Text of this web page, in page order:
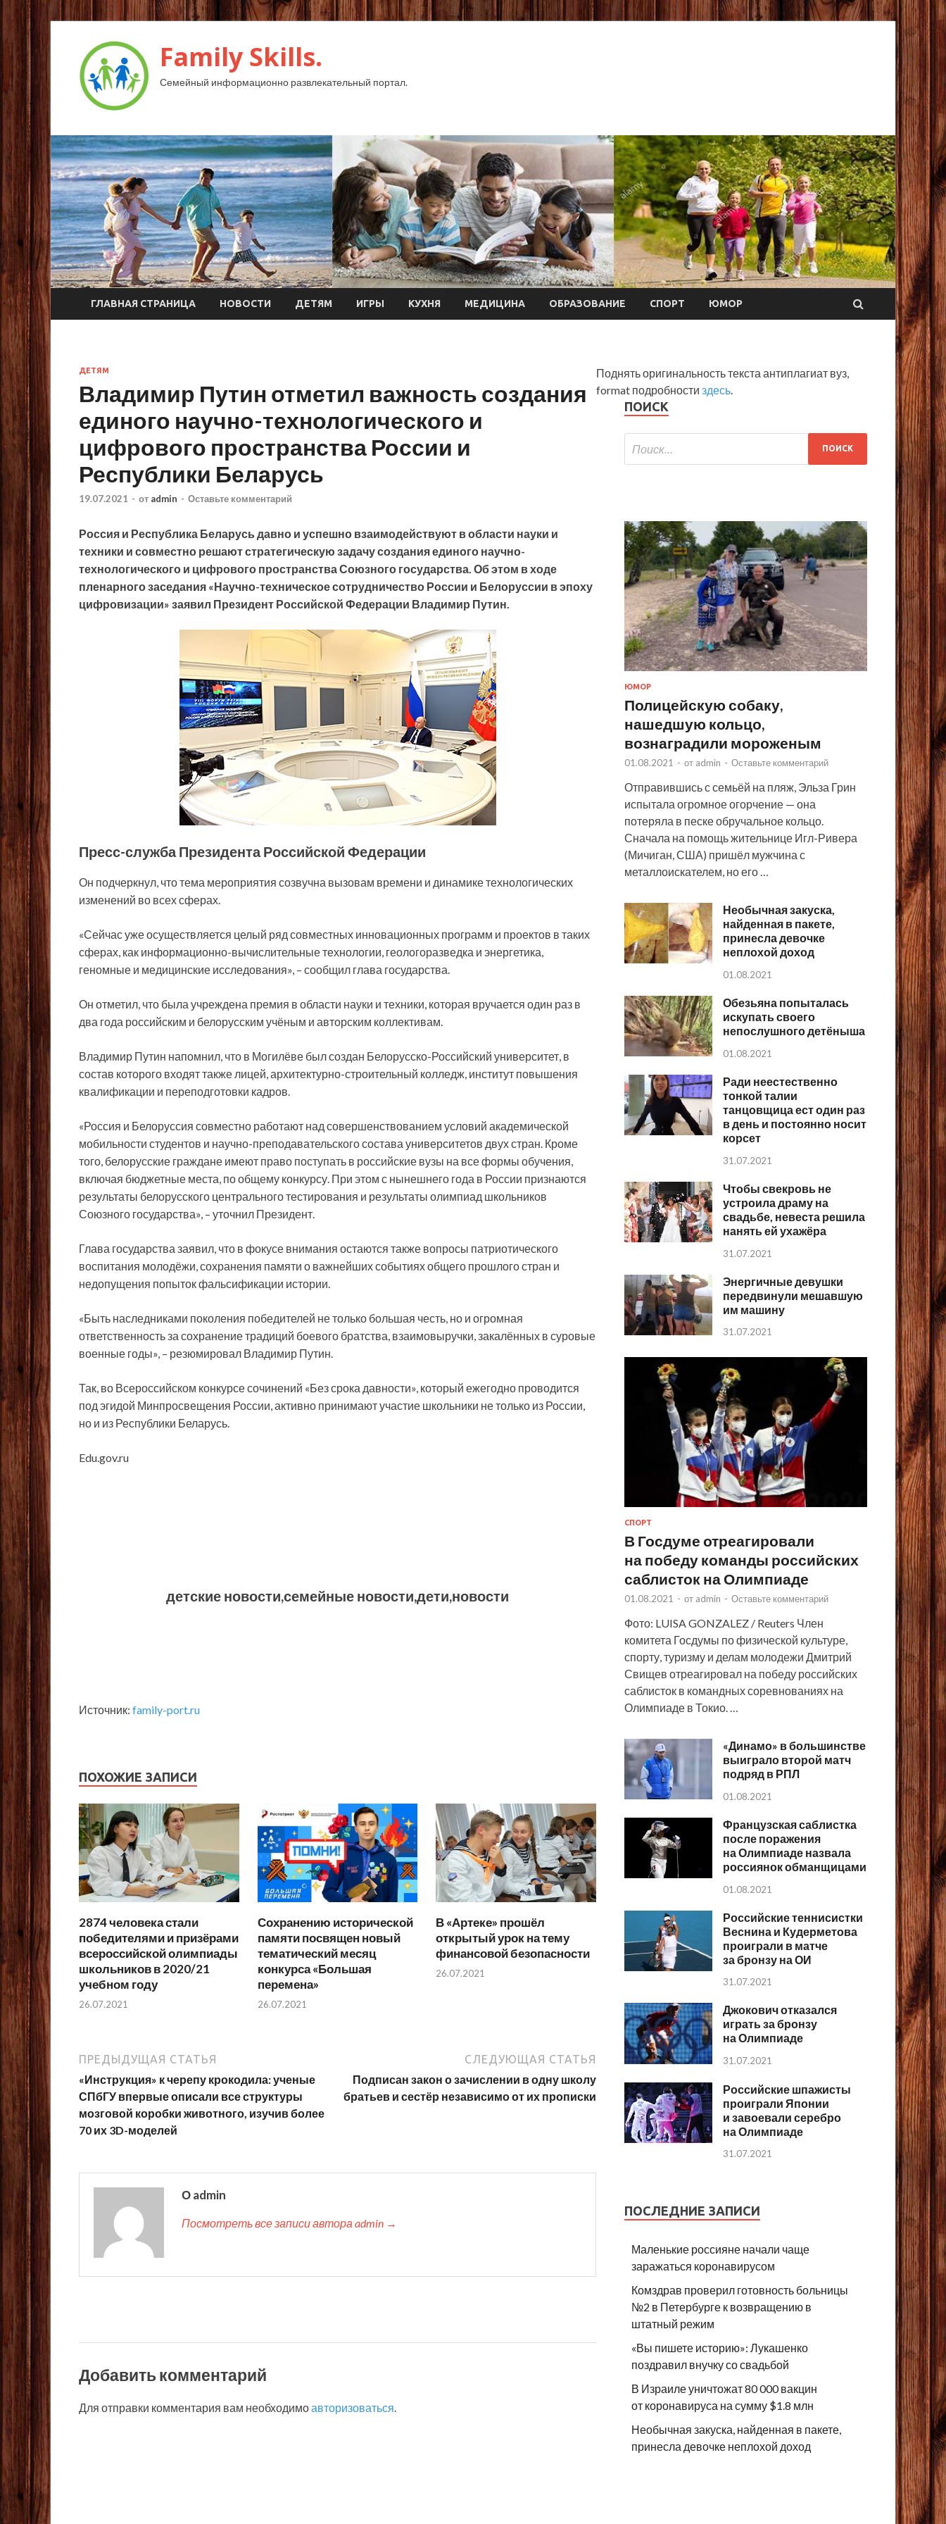
Family Skills.
Семейный информационно развлекательный портал.
ГЛАВНАЯ СТРАНИЦА НОВОСТИ ДЕТЯМ ИГРЫ КУХНЯ МЕДИЦИНА ОБРАЗОВАНИЕ СПОРТ ЮМОР
ДЕТЯМ
Владимир Путин отметил важность создания
единого научно-технологического и
цифрового пространства России и
Республики Беларусь
19.07.2021 - от admin - Оставьте комментарий
Россия и Республика Беларусь давно и успешно взаимодействуют в области науки и
техники и совместно решают стратегическую задачу создания единого научно-
технологического и цифрового пространства Союзного государства. Об этом в ходе
пленарного заседания «Научно-техническое сотрудничество России и Белоруссии в эпоху
цифровизации» заявил Президент Российской Федерации Владимир Путин.
Пресс-служба Президента Российской Федерации
Он подчеркнул, что тема мероприятия созвучна вызовам времени и динамике технологических
изменений во всех сферах.
«Сейчас уже осуществляется целый ряд совместных инновационных программ и проектов в таких
сферах, как информационно-вычислительные технологии, геологоразведка и энергетика,
геномные и медицинские исследования», – сообщил глава государства.
Он отметил, что была учреждена премия в области науки и техники, которая вручается один раз в
два года российским и белорусским учёным и авторским коллективам.
Владимир Путин напомнил, что в Могилёве был создан Белорусско-Российский университет, в
состав которого входят также лицей, архитектурно-строительный колледж, институт повышения
квалификации и переподготовки кадров.
«Россия и Белоруссия совместно работают над совершенствованием условий академической
мобильности студентов и научно-преподавательского состава университетов двух стран. Кроме
того, белорусские граждане имеют право поступать в российские вузы на все формы обучения,
включая бюджетные места, по общему конкурсу. При этом с нынешнего года в России признаются
результаты белорусского центрального тестирования и результаты олимпиад школьников
Союзного государства», – уточнил Президент.
Глава государства заявил, что в фокусе внимания остаются также вопросы патриотического
воспитания молодёжи, сохранения памяти о важнейших событиях общего прошлого стран и
недопущения попыток фальсификации истории.
«Быть наследниками поколения победителей не только большая честь, но и огромная
ответственность за сохранение традиций боевого братства, взаимовыручки, закалённых в суровые
военные годы», – резюмировал Владимир Путин.
Так, во Всероссийском конкурсе сочинений «Без срока давности», который ежегодно проводится
под эгидой Минпросвещения России, активно принимают участие школьники не только из России,
но и из Республики Беларусь.
Edu.gov.ru
детские новости,семейные новости,дети,новости
Источник: family-port.ru
ПОХОЖИЕ ЗАПИСИ
2874 человека стали
победителями и призёрами
всероссийской олимпиады
школьников в 2020/21
учебном году
26.07.2021
Сохранению исторической
памяти посвящен новый
тематический месяц
конкурса «Большая
перемена»
26.07.2021
В «Артеке» прошёл
открытый урок на тему
финансовой безопасности
26.07.2021
ПРЕДЫДУЩАЯ СТАТЬЯ
«Инструкция» к черепу крокодила: ученые
СПбГУ впервые описали все структуры
мозговой коробки животного, изучив более
70 их 3D-моделей
СЛЕДУЮЩАЯ СТАТЬЯ
Подписан закон о зачислении в одну школу
братьев и сестёр независимо от их прописки
О admin
Посмотреть все записи автора admin →
Добавить комментарий
Для отправки комментария вам необходимоавторизоваться.
Поднять оригинальность текста антиплагиат вуз,
format подробности здесь.
ПОИСК
ЮМОР
Полицейскую собаку,
нашедшую кольцо,
вознаградили мороженым
01.08.2021 - от admin - Оставьте комментарий
Отправившись с семьёй на пляж, Эльза Грин
испытала огромное огорчение — она
потеряла в песке обручальное кольцо.
Сначала на помощь жительнице Игл-Ривера
(Мичиган, США) пришёл мужчина с
металлоискателем, но его …
Необычная закуска,
найденная в пакете,
принесла девочке
неплохой доход
01.08.2021
Обезьяна попыталась
искупать своего
непослушного детёныша
01.08.2021
Ради неестественно
тонкой талии
танцовщица ест один раз
в день и постоянно носит
корсет
31.07.2021
Чтобы свекровь не
устроила драму на
свадьбе, невеста решила
нанять ей ухажёра
31.07.2021
Энергичные девушки
передвинули мешавшую
им машину
31.07.2021
СПОРТ
В Госдуме отреагировали
на победу команды российских
саблисток на Олимпиаде
01.08.2021 - от admin - Оставьте комментарий
Фото: LUISA GONZALEZ / Reuters Член
комитета Госдумы по физической культуре,
спорту, туризму и делам молодежи Дмитрий
Свищев отреагировал на победу российских
саблисток в командных соревнованиях на
Олимпиаде в Токио. …
«Динамо» в большинстве
выиграло второй матч
подряд в РПЛ
01.08.2021
Французская саблистка
после поражения
на Олимпиаде назвала
россиянок обманщицами
01.08.2021
Российские теннисистки
Веснина и Кудерметова
проиграли в матче
за бронзу на ОИ
31.07.2021
Джокович отказался
играть за бронзу
на Олимпиаде
31.07.2021
Российские шпажисты
проиграли Японии
и завоевали серебро
на Олимпиаде
31.07.2021
ПОСЛЕДНИЕ ЗАПИСИ
Маленькие россияне начали чаще
заражаться коронавирусом
Комздрав проверил готовность больницы
№2 в Петербурге к возвращению в
штатный режим
«Вы пишете историю»: Лукашенко
поздравил внучку со свадьбой
В Израиле уничтожат 80 000 вакцин
от коронавируса на сумму $1.8 млн
Необычная закуска, найденная в пакете,
принесла девочке неплохой доход